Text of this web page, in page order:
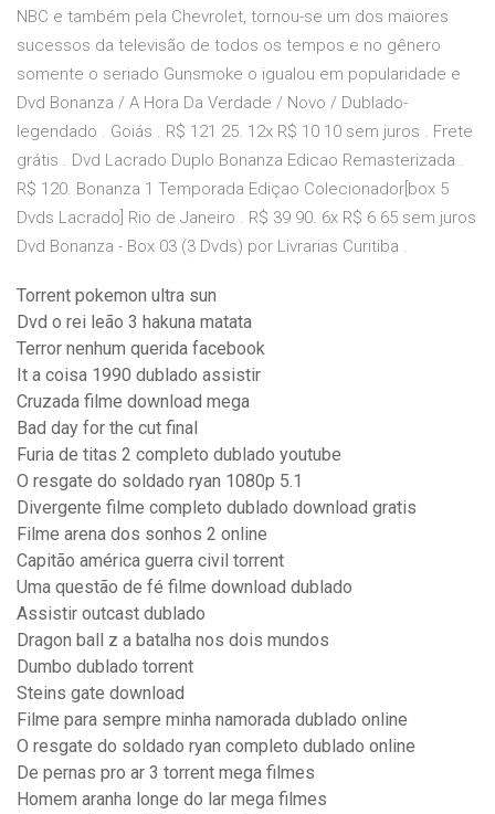
NBC e também pela Chevrolet, tornou-se um dos maiores
sucessos da televisão de todos os tempos e no gênero
somente o seriado Gunsmoke o igualou em popularidade e
Dvd Bonanza / A Hora Da Verdade / Novo / Dublado-
legendado . Goiás . R$ 121 25. 12x R$ 10 10 sem juros . Frete
grátis . Dvd Lacrado Duplo Bonanza Edicao Remasterizada .
R$ 120. Bonanza 1 Temporada Ediçao Colecionador[box 5
Dvds Lacrado] Rio de Janeiro . R$ 39 90. 6x R$ 6 65 sem juros
Dvd Bonanza - Box 03 (3 Dvds) por Livrarias Curitiba .
Torrent pokemon ultra sun
Dvd o rei leão 3 hakuna matata
Terror nenhum querida facebook
It a coisa 1990 dublado assistir
Cruzada filme download mega
Bad day for the cut final
Furia de titas 2 completo dublado youtube
O resgate do soldado ryan 1080p 5.1
Divergente filme completo dublado download gratis
Filme arena dos sonhos 2 online
Capitão américa guerra civil torrent
Uma questão de fé filme download dublado
Assistir outcast dublado
Dragon ball z a batalha nos dois mundos
Dumbo dublado torrent
Steins gate download
Filme para sempre minha namorada dublado online
O resgate do soldado ryan completo dublado online
De pernas pro ar 3 torrent mega filmes
Homem aranha longe do lar mega filmes